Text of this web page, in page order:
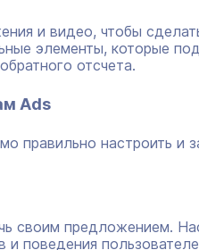
и видео, чтобы
элементы, которые
отсчета.
Ads
правильно настроить и
своим предложением.
и поведения